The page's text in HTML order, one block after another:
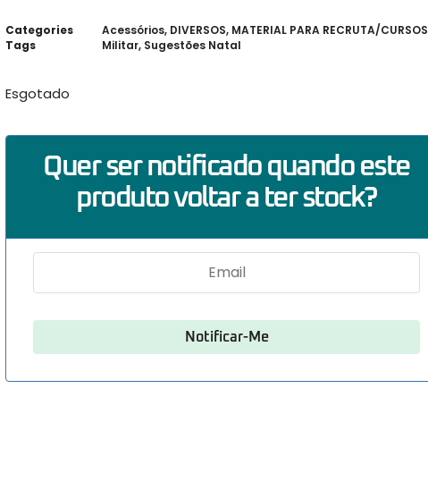
Categories Acessórios, DIVERSOS, MATERIAL PARA RECRUTA/CURSOS
Tags
Militar, Sugestões Natal
Esgotado
Quer ser notificado quando este
produto voltar a ter stock?